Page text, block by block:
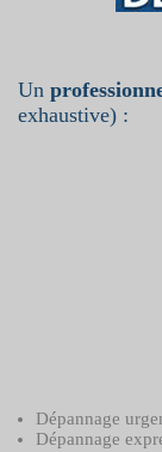
Un
exhaustive) :
Dépannage
Dépannage